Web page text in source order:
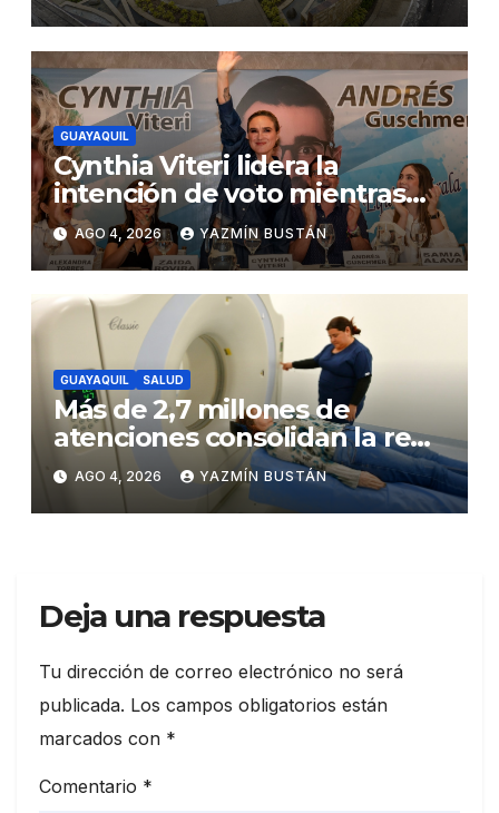
GUAYAQUIL
Cynthia Viteri lidera la
intención de voto mientras
Andrés Guschmer muestra
un destacado crecimiento,
según AtlasIntel
AGO 4, 2026 YAZMÍN BUSTÁN
GUAYAQUIL SALUD
Más de 2,7 millones de
atenciones consolidan la red
municipal de salud
AGO 4, 2026 YAZMÍN BUSTÁN
Deja una respuesta
Tu dirección de correo electrónico no será
publicada. Los campos obligatorios están
marcados con *
Comentario *